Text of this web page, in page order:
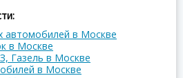
автомобилей в Москве
в Москве
Газель в Москве
в Москве